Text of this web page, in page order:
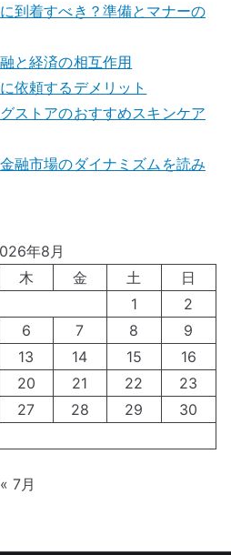
到着すべき？準備とマナーの
と経済の相互作用
依頼するデメリット
ストアのおすすめスキンケア
融市場のダイナミズムを読み
年8月
木 金 土
日
1
2
6 7 8
9
13 14 15
16
20 21 22
23
27 28 29
30
« 7月